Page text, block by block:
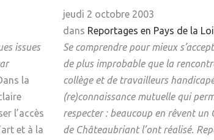
issues
la
l’accès
et à la
jeudi 2 octobre 2003
dans Reportages en Pays de la
Se comprendre pour mieux
de plus improbable que la
collège et de travailleurs
(re)connaissance mutuelle qui
respecter : beaucoup en rêvent un
de Châteaubriant l’ont réalisé.